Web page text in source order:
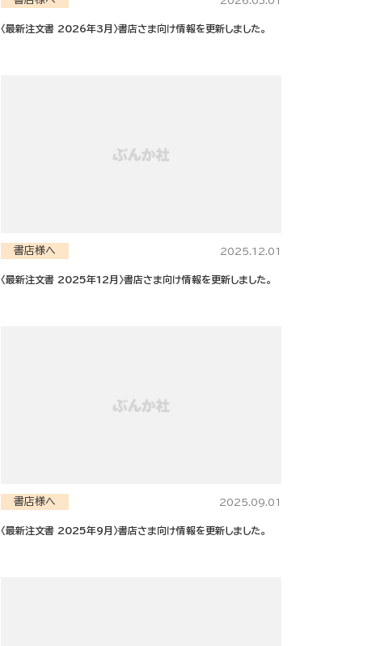
〈最新注文書 2026年3月〉書店さま向け情報を更新しました。
書店様へ 2025.12.01
〈最新注文書 2025年12月〉書店さま向け情報を更新しました。
書店様へ 2025.09.01
〈最新注文書 2025年9月〉書店さま向け情報を更新しました。